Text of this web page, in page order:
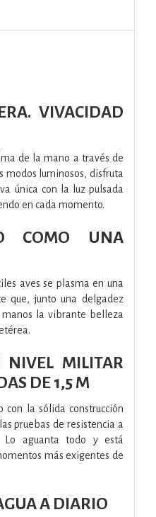
VIVACIDAD
de la mano a través de
modos luminosos, disfruta
única con la luz pulsada
en cada momento.
COMO UNA
aves se plasma en una
que, junto una delgadez
la vibrante belleza
NIVEL MILITAR
DE 1,5 M
con la sólida construcción
pruebas de resistencia a
aguanta todo y está
más exigentes de
A DIARIO